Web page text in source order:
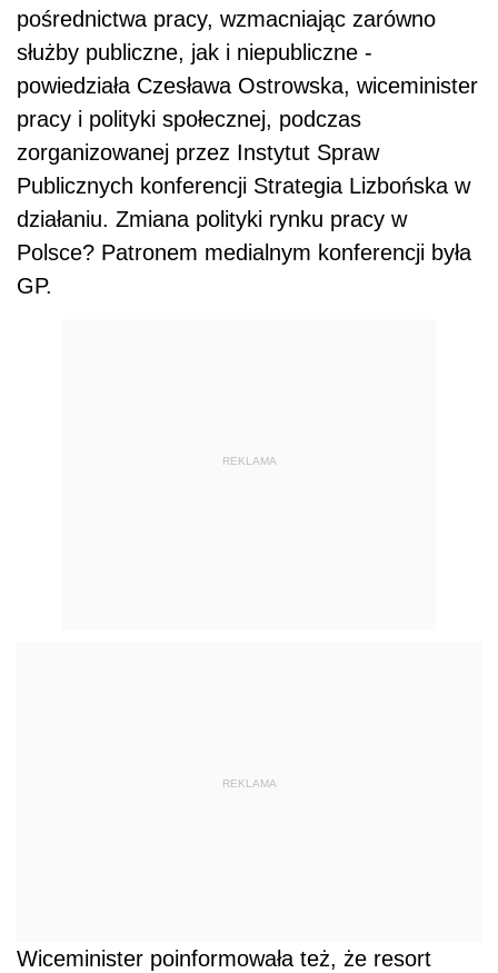
pośrednictwa pracy, wzmacniając zarówno
służby publiczne, jak i niepubliczne -
powiedziała Czesława Ostrowska, wiceminister
pracy i polityki społecznej, podczas
zorganizowanej przez Instytut Spraw
Publicznych konferencji Strategia Lizbońska w
działaniu. Zmiana polityki rynku pracy w
Polsce? Patronem medialnym konferencji była
GP.
REKLAMA
REKLAMA
Wiceminister poinformowała też, że resort